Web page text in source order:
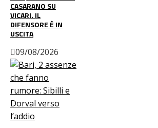
CASARANO SU
VICARI. IL
DIFENSORE È IN
USCITA
09/08/2026